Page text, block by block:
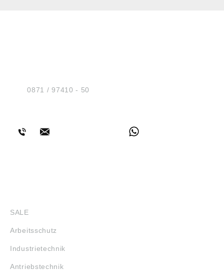
Tel.:0871 / 97410 - 50
SALE
Arbeitsschutz
Industrietechnik
Antriebstechnik